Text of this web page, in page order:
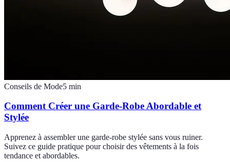
Conseils de Mode5 min
Comment Créer une Garde-Robe Abordable et
Stylée
Apprenez à assembler une garde-robe stylée sans vous ruiner.
Suivez ce guide pratique pour choisir des vêtements à la fois
tendance et abordables.